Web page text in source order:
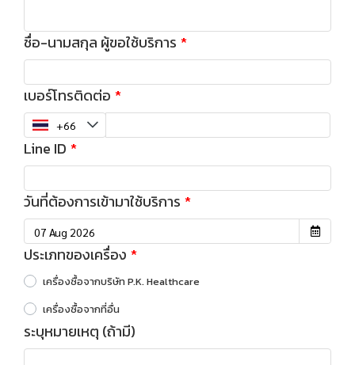
ชื่อ-นามสกุล ผู้ขอใช้บริการ
เบอร์โทรติดต่อ
Line ID
วันที่ต้องการเข้ามาใช้บริการ
ประเภทของเครื่อง
เครื่องซื้อจากบริษัท P.K. Healthcare
เครื่องซื้อจากที่อื่น
ระบุหมายเหตุ (ถ้ามี)